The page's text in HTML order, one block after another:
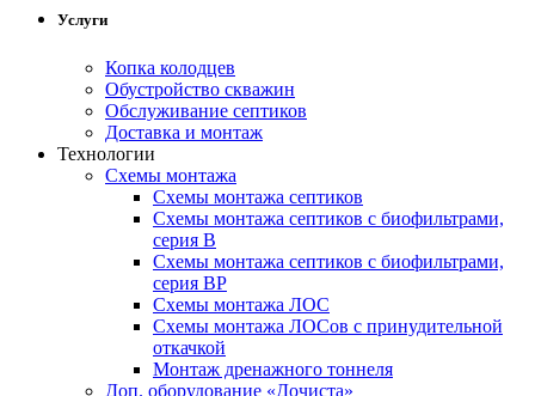
Услуги
Копка колодцев
Обустройство скважин
Обслуживание септиков
Доставка и монтаж
Технологии
Схемы монтажа
Схемы монтажа септиков
Схемы монтажа септиков с биофильтрами,
серия В
Схемы монтажа септиков с биофильтрами,
серия BP
Схемы монтажа ЛОС
Схемы монтажа ЛОСов с принудительной
откачкой
Монтаж дренажного тоннеля
Доп. оборудование «Дочиста»